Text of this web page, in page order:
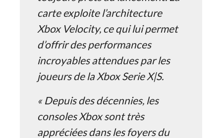
carte exploite l’architecture
Xbox Velocity, ce qui lui permet
d’offrir des performances
incroyables attendues par les
joueurs de la Xbox Serie X|S.
« Depuis des décennies, les
consoles Xbox sont très
appréciées dans les foyers du